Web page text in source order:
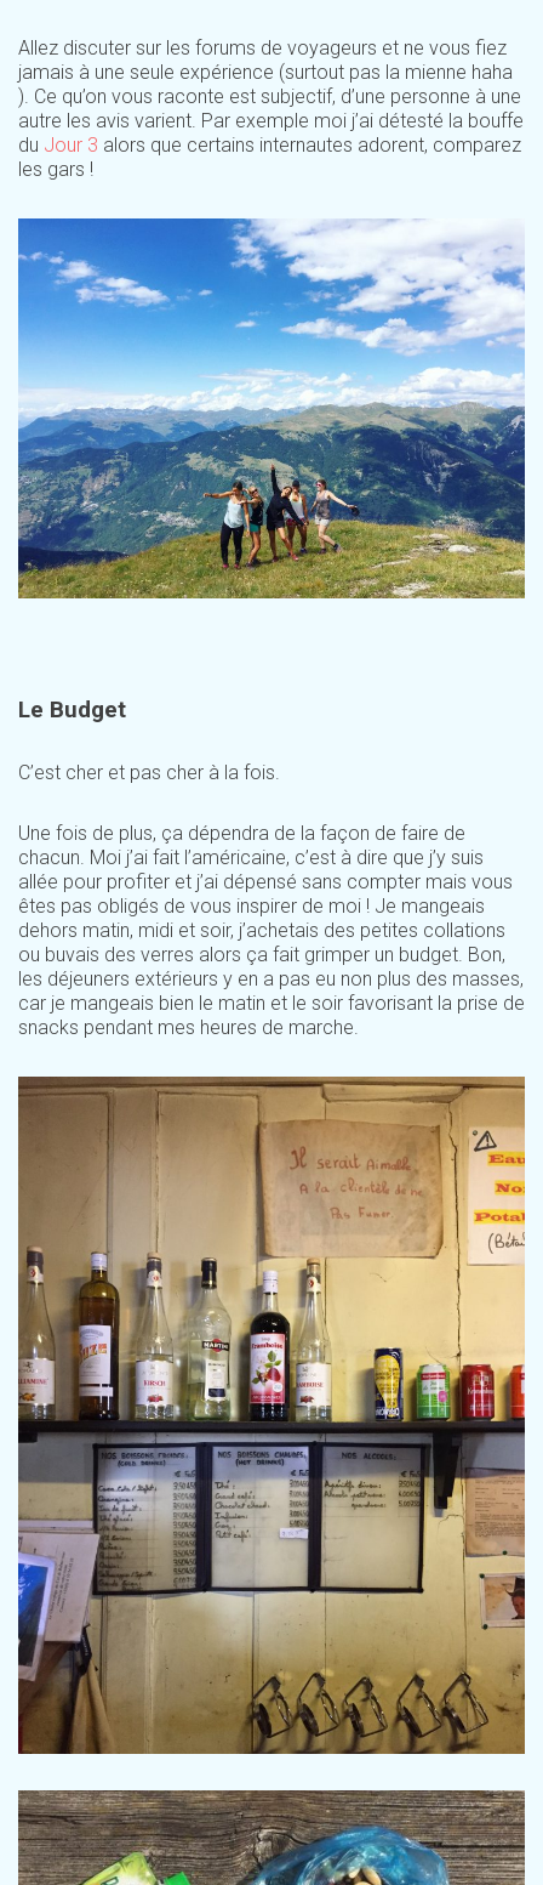
Allez discuter sur les forums de voyageurs et ne vous fiez
jamais à une seule expérience (surtout pas la mienne haha
). Ce qu’on vous raconte est subjectif, d’une personne à une
autre les avis varient. Par exemple moi j’ai détesté la bouffe
du Jour 3 alors que certains internautes adorent, comparez
les gars !
Le Budget
C’est cher et pas cher à la fois.
Une fois de plus, ça dépendra de la façon de faire de
chacun. Moi j’ai fait l’américaine, c’est à dire que j’y suis
allée pour profiter et j’ai dépensé sans compter mais vous
êtes pas obligés de vous inspirer de moi ! Je mangeais
dehors matin, midi et soir, j’achetais des petites collations
ou buvais des verres alors ça fait grimper un budget. Bon,
les déjeuners extérieurs y en a pas eu non plus des masses,
car je mangeais bien le matin et le soir favorisant la prise de
snacks pendant mes heures de marche.